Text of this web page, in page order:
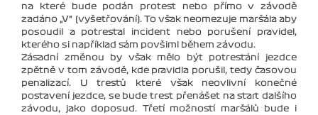
na které bude podán protest nebo přímo v závodě
zadáno „V“ (vyšetřování). To však neomezuje maršála aby
posoudil a potrestal incident nebo porušení pravidel,
kterého si například sám povšiml během závodu.
Zásadní změnou by však mělo být potrestání jezdce
zpětně v tom závodě, kde pravidla porušil, tedy časovou
penalizací. U trestů které však neovlivní konečné
postavení jezdce, se bude trest přenášet na start dalšího
závodu, jako doposud. Třetí možností maršálů bude i